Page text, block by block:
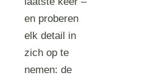
en proberen
elk detail in
zich op te
nemen: de